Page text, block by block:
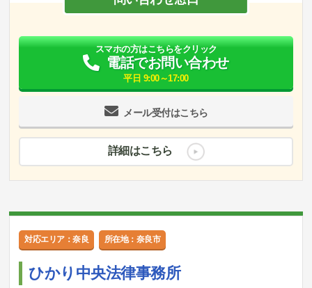
メール受付はこちら
スマホの方はこちらをクリック
電話でお問い合わせ
平日 9:00～17:00
詳細はこちら
対応エリア：奈良 所在地：奈良市
ひかり中央法律事務所